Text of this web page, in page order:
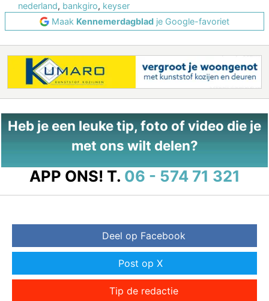
nederland, bankgiro, keyser
Maak Kennemerdagblad je Google-favoriet
Heb je een leuke tip, foto of video die je
met ons wilt delen?
APP ONS! T. 06 - 574 71 321
Deel op Facebook
Post op X
Tip de redactie